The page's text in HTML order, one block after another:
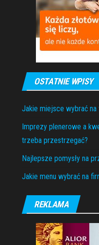
OSTATNIE WPISY
Jakie miejsce wybrać
Imprezy plenerowe a
trzeba przestrzegać?
Najlepsze pomysły na
Jakie menu wybrać na
REKLAMA